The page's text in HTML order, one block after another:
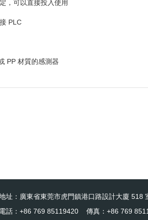
，可以直接投入使用
PLC
PP 材質的感測器
址：廣東省東莞市虎門鎮港口路設計大廈 518
電話：+86 769 85119420 傳真：+86 769